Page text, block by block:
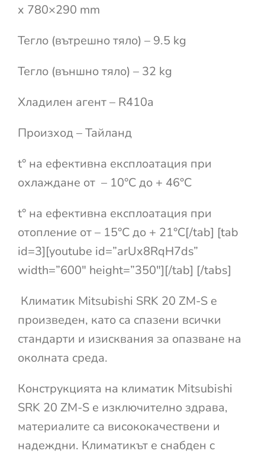
x 780×290 mm
Тегло (вътрешно тяло) – 9.5 kg
Тегло (външно тяло) – 32 kg
Хладилен агент – R410a
Произход – Тайланд
t° на ефективна експлоатация при
охлаждане от – 10°С до + 46°С
t° на ефективна експлоатация при
отопление от – 15°С до + 21°С[/tab] [tab
id=3][youtube id=”arUx8RqH7ds”
width=”600″ height=”350″][/tab] [/tabs]
Климатик Mitsubishi SRK 20 ZM-S е
произведен, като са спазени всички
стандарти и изисквания за опазване на
околната среда.
Конструкцията на климатик Mitsubishi
SRK 20 ZM-S е изключително здрава,
материалите са висококачествени и
надеждни. Климатикът е снабден с